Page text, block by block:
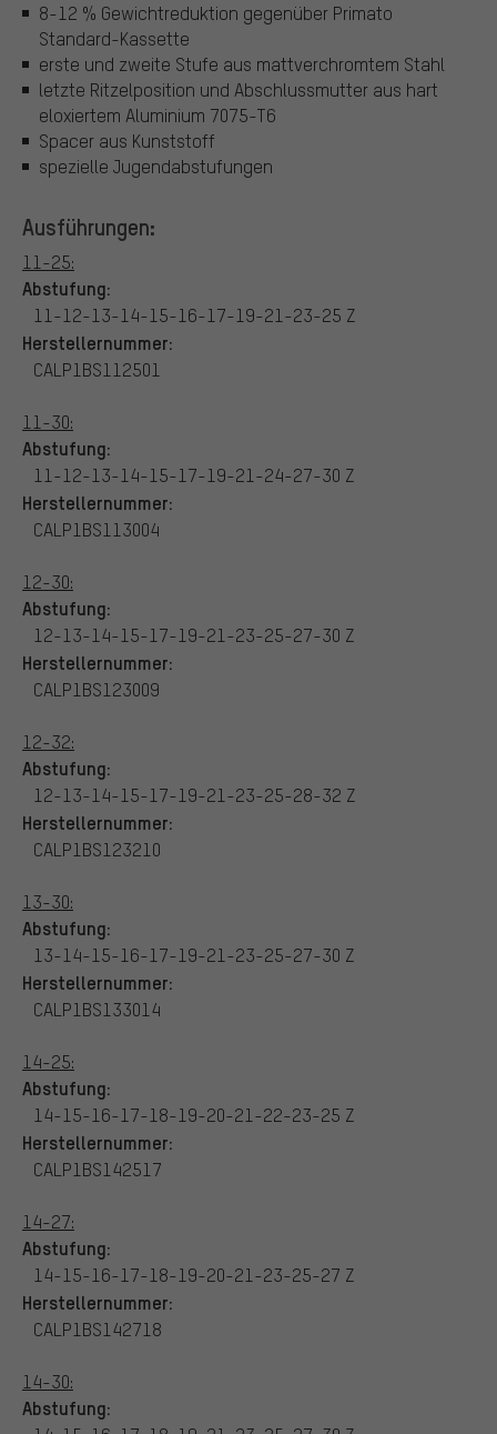
8-12 % Gewichtreduktion gegenüber Primato
Standard-Kassette
erste und zweite Stufe aus mattverchromtem Stahl
letzte Ritzelposition und Abschlussmutter aus hart
eloxiertem Aluminium 7075-T6
Spacer aus Kunststoff
spezielle Jugendabstufungen
Ausführungen:
11-25:
Abstufung:
11-12-13-14-15-16-17-19-21-23-25 Z
Herstellernummer:
CALP1BS112501
11-30:
Abstufung:
11-12-13-14-15-17-19-21-24-27-30 Z
Herstellernummer:
CALP1BS113004
12-30:
Abstufung:
12-13-14-15-17-19-21-23-25-27-30 Z
Herstellernummer:
CALP1BS123009
12-32:
Abstufung:
12-13-14-15-17-19-21-23-25-28-32 Z
Herstellernummer:
CALP1BS123210
13-30:
Abstufung:
13-14-15-16-17-19-21-23-25-27-30 Z
Herstellernummer:
CALP1BS133014
14-25:
Abstufung:
14-15-16-17-18-19-20-21-22-23-25 Z
Herstellernummer:
CALP1BS142517
14-27:
Abstufung:
14-15-16-17-18-19-20-21-23-25-27 Z
Herstellernummer:
CALP1BS142718
14-30:
Abstufung: